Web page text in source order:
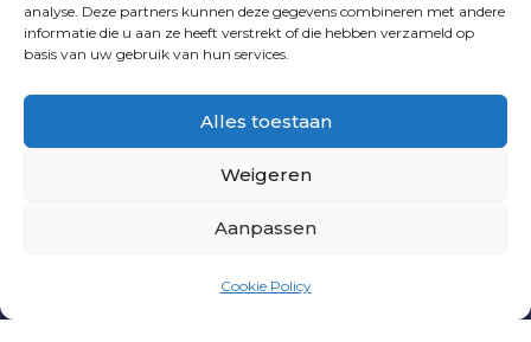
analyse. Deze partners kunnen deze gegevens combineren met andere
informatie die u aan ze heeft verstrekt of die hebben verzameld op
basis van uw gebruik van hun services.
Alles toestaan
Weigeren
Aanpassen
Cookie Policy
VOLG ONS
| WEBSITE DOOR